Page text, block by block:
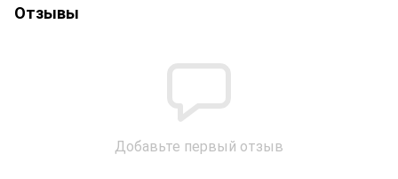
Отзывы
Добавьте первый отзыв